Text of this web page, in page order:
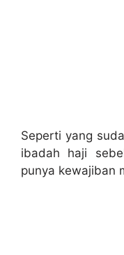
Seperti yang
ibadah haji
punya kewajiban